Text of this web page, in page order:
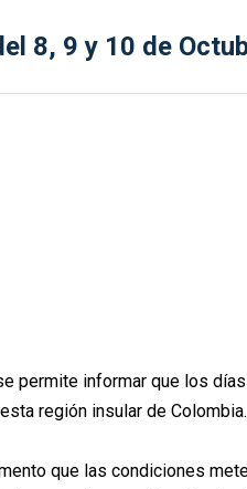
8, 9 y 10 de
permite informar que los días
región insular de Colombia.
que las condiciones